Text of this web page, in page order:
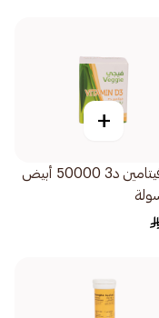
+
فيجي فيتامين د3 50000 أبيض